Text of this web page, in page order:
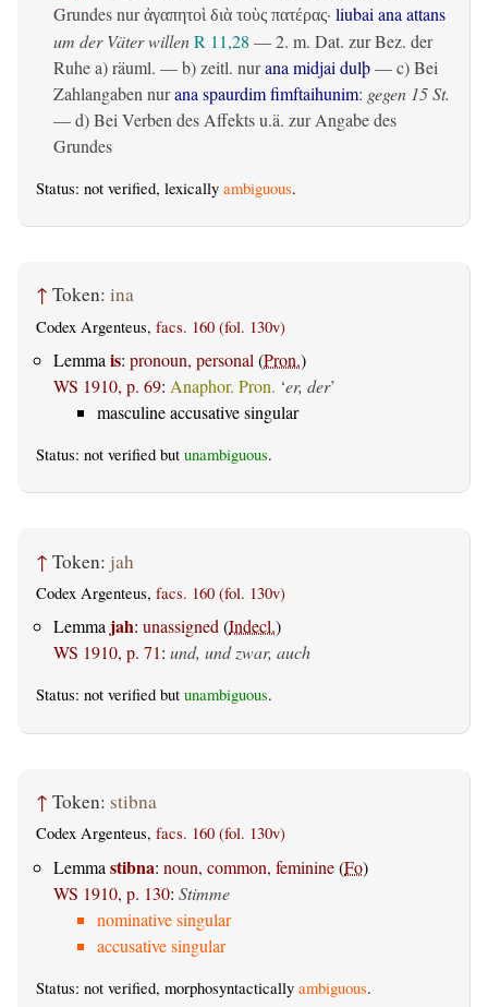
Grundes nurἀγαπητοὶ διὰ τοὺς πατέρας· liubai ana attans
um der Väter willenR 11,28 — 2. m. Dat. zur Bez. der
Ruhea)räuml. — b)zeitl. nurana midjai dulþ— c) Bei
Zahlangaben nurana spaurdim fimftaihunim: gegen 15 St.
— d) Bei Verben des Affekts u.ä. zur Angabe des
Grundes
Status: not verified, lexically ambiguous.
↑ Token: ina
Codex Argenteus, facs. 160 (fol. 130v)
Lemma is: pronoun, personal (Pron.)
WS 1910, p. 69: Anaphor. Pron. ‘er, der’
masculine accusative singular
Status: not verified but unambiguous.
↑ Token: jah
Codex Argenteus, facs. 160 (fol. 130v)
Lemma jah: unassigned(Indecl.)
WS 1910, p. 71: und, und zwar, auch
Status: not verified but unambiguous.
↑ Token: stibna
Codex Argenteus, facs. 160 (fol. 130v)
Lemma stibna: noun, common, feminine(Fo)
WS 1910, p. 130: Stimme
nominative singular
accusative singular
Status: not verified, morphosyntactically ambiguous.